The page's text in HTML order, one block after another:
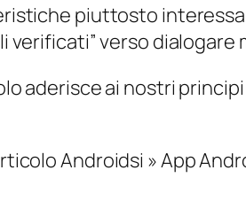
piuttosto
verificati” verso
aderisce ai nostri
Androidsi » App